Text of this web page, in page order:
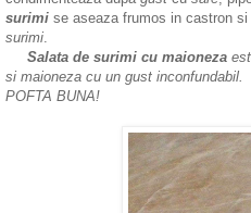
surimi se aseaza frumos in castron
surimi.
Salata de surimi cu maioneza
si maioneza cu un gust inconfundabil.
POFTA BUNA!